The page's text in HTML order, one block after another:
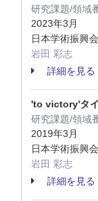
研究課題/領域
2023年3月
日本学術振興
岩田 彩志
詳細を見る
'to victory'タイ
研究課題/領域
2019年3月
日本学術振興
岩田 彩志
詳細を見る